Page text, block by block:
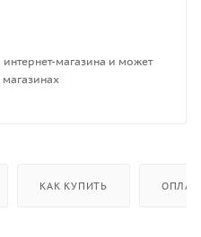
интернет-магазина и может
магазинах
КАК КУПИТЬ